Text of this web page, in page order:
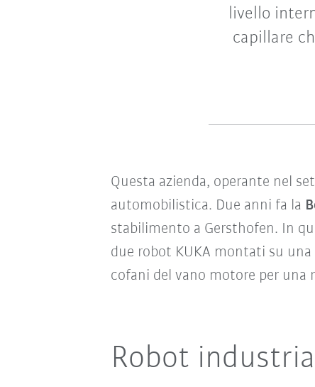
livello
capillare
Questa azienda, operante nel
automobilistica. Due anni fa la
stabilimento a Gersthofen. In
due robot KUKA montati su
cofani del vano motore per una
Robot